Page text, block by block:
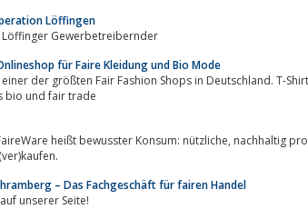
Löffingen
Gewerbetreibernder
für Faire Kleidung und Bio Mode
Fair Fashion Shops in Deutschland. T-Shirts, Pullis, Hosen, Schuhe, Jacken, R&ouml;cke
bio und fair trade
bewusster Konsum: nützliche, nachhaltig produzierte, fair gehandelte und gleichzeitig schöne
– Das Fachgeschäft für fairen Handel
unserer Seite!